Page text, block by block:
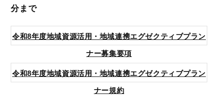
分まで
令和8年度地域資源活用・地域連携エグゼクティブプラン
ナー募集要項
令和8年度地域資源活用・地域連携エグゼクティブプラン
ナー規約